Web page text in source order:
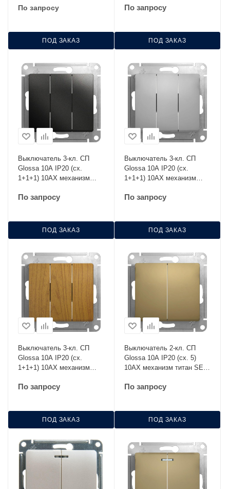
По запросу
ПОД ЗАКАЗ
По запросу
ПОД ЗАКАЗ
Выключатель 3-кл. СП
Glossa 10А IP20 (сх.
1+1+1) 10AX механизм
По запросу
ПОД ЗАКАЗ
Выключатель 3-кл. СП
Glossa 10А IP20 (сх.
1+1+1) 10AX механизм
По запросу
ПОД ЗАКАЗ
Выключатель 3-кл. СП
Glossa 10А IP20 (сх.
1+1+1) 10AX механизм
По запросу
ПОД ЗАКАЗ
Выключатель 2-кл. СП
Glossa 10А IP20 (сх. 5)
10AX механизм титан SE
По запросу
ПОД ЗАКАЗ